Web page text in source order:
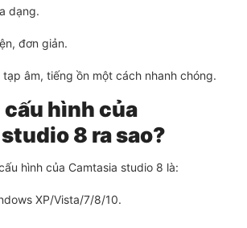
dạng.
đơn giản.
âm, tiếng ồn một cách nhanh chóng.
cấu hình của
8 ra sao?
hình của Camtasia studio 8 là:
XP/Vista/7/8/10.